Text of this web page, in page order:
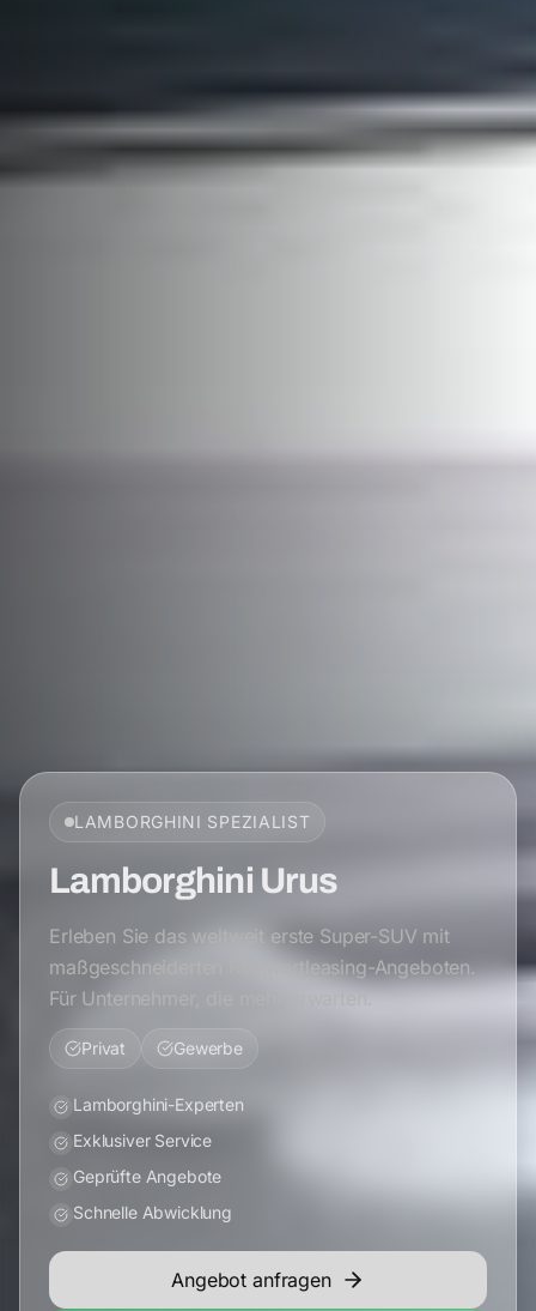
LAMBORGHINI SPEZIALIST
Lamborghini Urus
Erleben Sie das weltweit erste Super-SUV mit
maßgeschneiderten Restwertleasing-Angeboten.
Für Unternehmer, die mehr erwarten.
Privat Gewerbe
Lamborghini-Experten
Exklusiver Service
Geprüfte Angebote
Schnelle Abwicklung
Angebot anfragen